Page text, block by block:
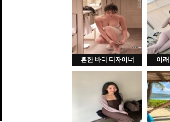
흔한 바디 디자이너 이